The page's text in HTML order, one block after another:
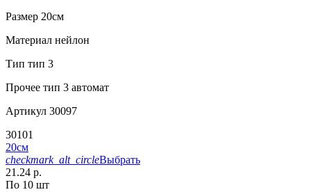
Размер 20см
Материал нейлон
Тип тип 3
Прочее тип 3 автомат
Артикул 30097
30101
20см
checkmark_alt_circleВыбрать
21.24 р.
По 10 шт